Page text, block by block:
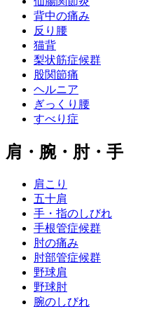
背中の痛み
反り腰
猫背
梨状筋症候群
股関節痛
ヘルニア
ぎっくり腰
すべり症
肩・腕・肘・手
肩こり
五十肩
手・指のしびれ
手根管症候群
肘の痛み
肘部管症候群
野球肩
野球肘
腕のしびれ